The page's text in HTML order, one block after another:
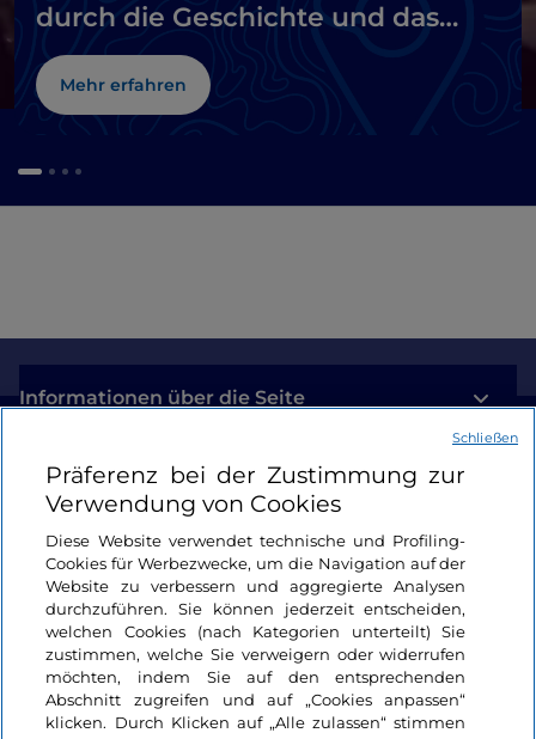
durch die Geschichte und das
Meer
Mehr erfahren
Informationen über die Seite
Nützliche Links
Login
Bleiben wir in Kontakt
Präferenz bei der Zustimmung zur
Verwendung von Cookies
Diese Website verwendet technische und Profiling-
Cookies für Werbezwecke, um die Navigation auf der
Website zu verbessern und aggregierte Analysen
durchzuführen. Sie können jederzeit entscheiden,
welchen Cookies (nach Kategorien unterteilt) Sie
zustimmen, welche Sie verweigern oder widerrufen
möchten, indem Sie auf den entsprechenden
Abschnitt zugreifen und auf „Cookies anpassen“
klicken. Durch Klicken auf „Alle zulassen“ stimmen
Schließen